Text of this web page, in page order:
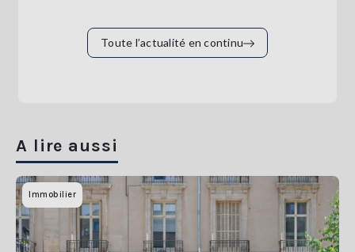
Toute l’actualité en continu
A lire aussi
Immobilier